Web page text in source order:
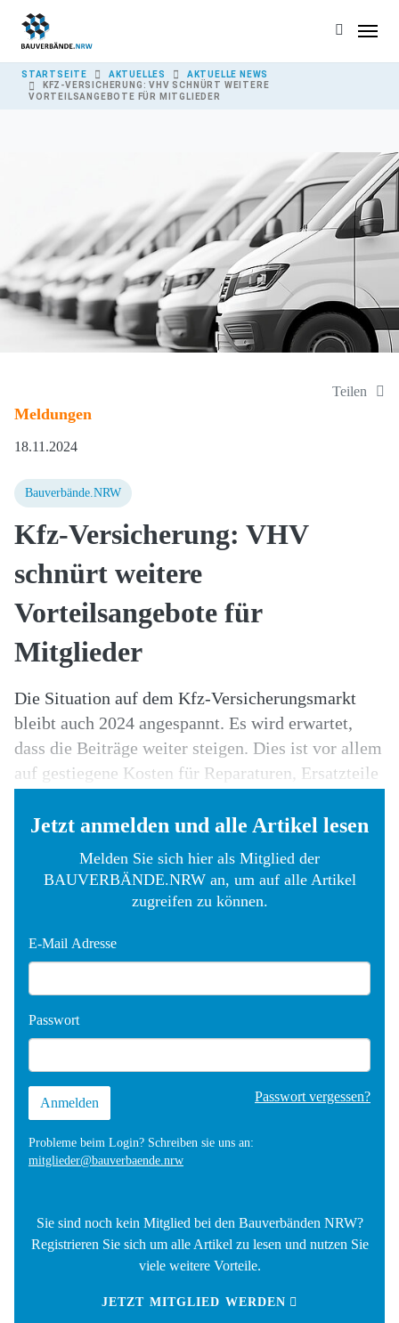
YOU ARE HERE:
STARTSEITE AKTUELLES
AKTUELLE NEWS
KFZ-VERSICHERUNG: VHV SCHNÜRT WEITERE
VORTEILSANGEBOTE FÜR MITGLIEDER
Teilen
Meldungen
18.11.2024
Bauverbände.NRW
Kfz-Versicherung: VHV
schnürt weitere
Vorteilsangebote für
Mitglieder
Die Situation auf dem Kfz-Versicherungsmarkt
bleibt auch 2024 angespannt. Es wird erwartet,
dass die Beiträge weiter steigen. Dies ist vor allem
auf gestiegene Kosten für Reparaturen, Ersatzteile
Für die Versicherer bleibt
Jetzt anmelden und alle Artikel lesen
Melden Sie sich hier als Mitglied der
BAUVERBÄNDE.NRW an, um auf alle Artikel
zugreifen zu können.
E-Mail Adresse
Passwort
Passwort vergessen?
Probleme beim Login? Schreiben sie uns an:
mitglieder@bauverbaende.nrw
Sie sind noch kein Mitglied bei den Bauverbänden NRW?
Registrieren Sie sich um alle Artikel zu lesen und nutzen Sie
viele weitere Vorteile.
JETZT MITGLIED WERDEN